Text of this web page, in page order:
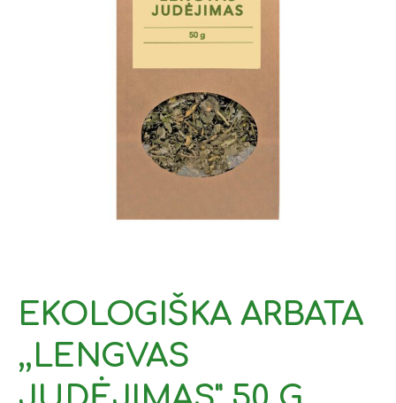
EKOLOGIŠKA ARBATA
,,LENGVAS